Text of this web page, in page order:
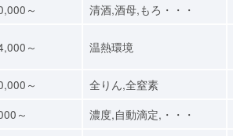
～ 清酒,酒母,もろ・・・
～ 温熱環境
～
全りん,全窒素
～
濃度,自動滴定,・・・